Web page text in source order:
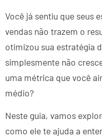
Você já sentiu que seus
vendas não trazem o
otimizou sua estratégia
simplesmente não
uma métrica que você
médio?
Neste guia, vamos
como ele te ajuda a